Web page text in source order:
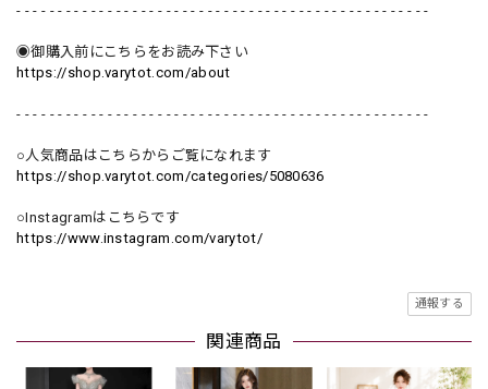
- - - - - - - - - - - - - - - - - - - - - - - - - - - - - - - - - - - - - - - - - - - - - - - - - -
◉御購入前にこちらをお読み下さい
https://shop.varytot.com/about
- - - - - - - - - - - - - - - - - - - - - - - - - - - - - - - - - - - - - - - - - - - - - - - - - -
○人気商品はこちらからご覧になれます
https://shop.varytot.com/categories/5080636
○Instagramはこちらです
https://www.instagram.com/varytot/
通報する
関連商品